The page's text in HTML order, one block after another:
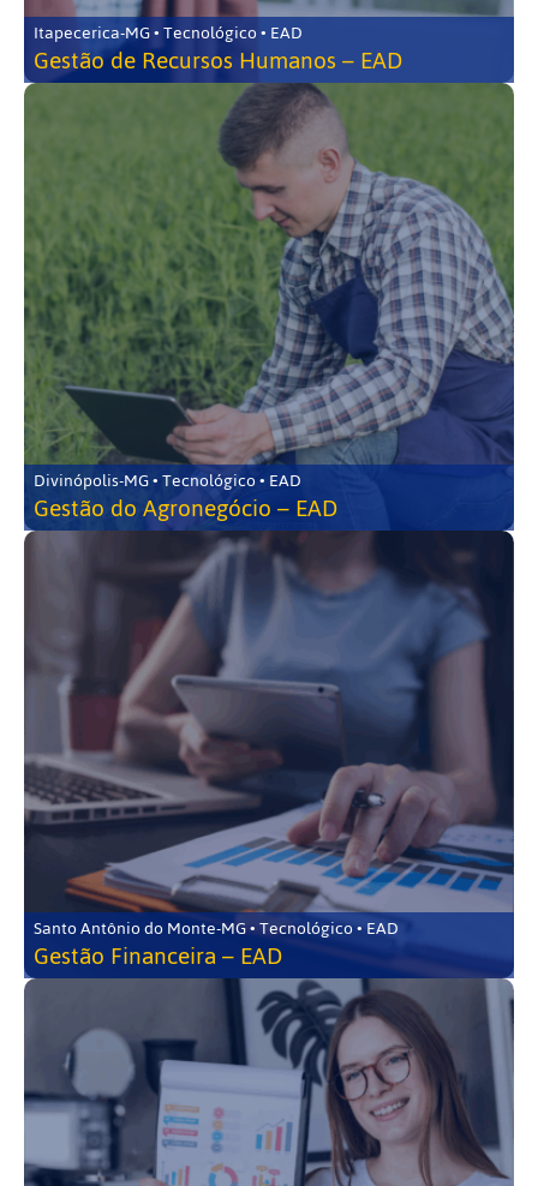
Itapecerica-MG • Tecnológico • EAD
Gestão de Recursos Humanos – EAD
Divinópolis-MG • Tecnológico • EAD
Gestão do Agronegócio – EAD
Santo Antônio do Monte-MG • Tecnológico • EAD
Gestão Financeira – EAD